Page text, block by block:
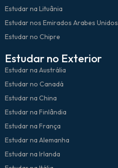
Estudar na Lituânia
Estudar nos Emirados Arabes Unidos
Estudar no Chipre
Estudar no Exterior
Estudar na Austrália
Estudar no Canadá
Estudar na China
Estudar na Finlândia
Estudar na França
Estudar na Alemanha
Estudar na Irlanda